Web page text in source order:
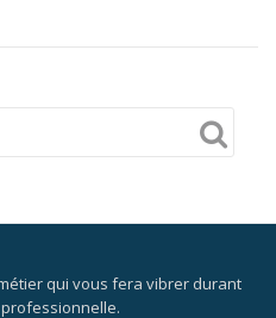
qui vous fera vibrer durant